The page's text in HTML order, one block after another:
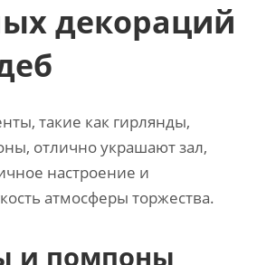
декораций
такие как гирлянды,
отлично украшают зал,
настроение и
атмосферы торжества.
и помпоны